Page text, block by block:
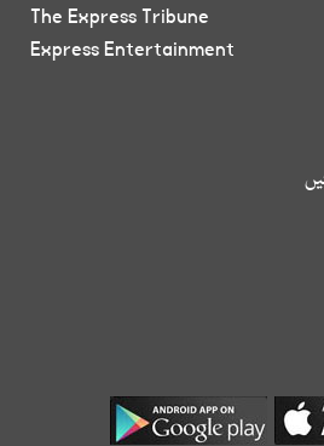
The Express Tribune
Express Entertainment